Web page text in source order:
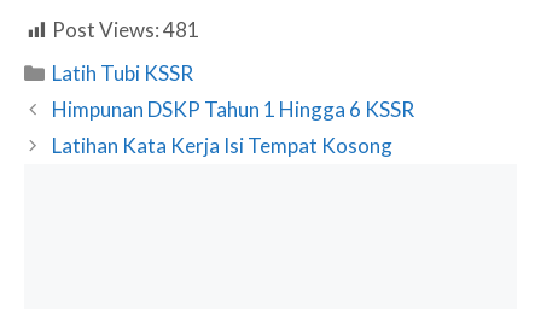
Post Views:481
Categories
Latih Tubi KSSR
Himpunan DSKP Tahun 1 Hingga 6 KSSR
Latihan Kata Kerja Isi Tempat Kosong